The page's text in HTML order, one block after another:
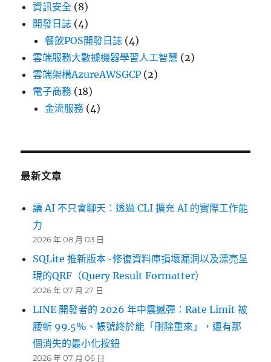
資訊安全 (8)
開發日誌 (4)
餐飲POS開發日誌 (4)
雲端服務大數據機器學習人工智慧 (2)
雲端架構AzureAWSGCP (2)
電子商務 (18)
金流服務 (4)
最新文章
讓 AI 不只會聊天：透過 CLI 擴充 AI 的實際工作能
力
2026 年 08 月 03 日
SQLite 推新版本~修復資料庫損壞漏洞以及漂亮呈
現的QRF（Query Result Formatter）
2026 年 07 月 27 日
LINE 開發者的 2026 年中震撼彈：Rate Limit 被
腰斬 99.5%、帳號終於能「刪除重來」，還有那
個消失的最小化按鈕
2026 年 07 月 06 日